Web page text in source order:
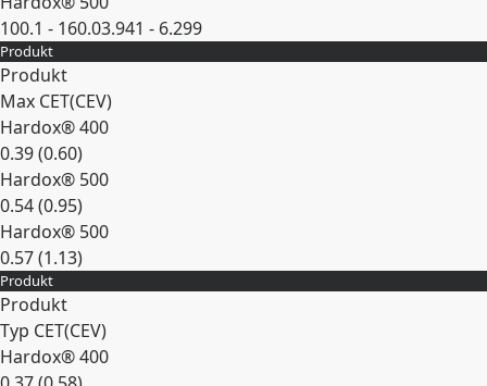
100.1 - 160.03.941 - 6.299
Expandera
Produkt
Produkt
Max CET(CEV)
Hardox® 400
0.39 (0.60)
Hardox® 500
0.54 (0.95)
Hardox® 500
0.57 (1.13)
Expandera
Produkt
Produkt
Typ CET(CEV)
Hardox® 400